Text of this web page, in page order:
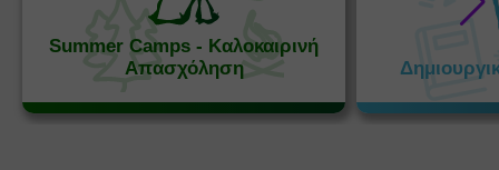
Summer Camps - Καλοκαιρινή
Απασχόληση